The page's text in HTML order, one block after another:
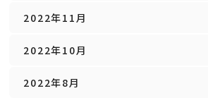
2022年11月
2022年10月
2022年8月